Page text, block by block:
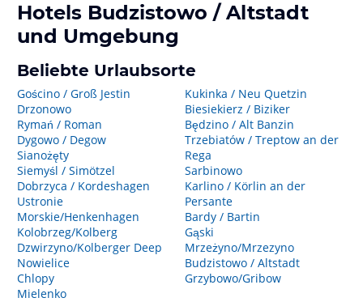
Hotels Budzistowo / Altstadt
und Umgebung
Beliebte Urlaubsorte
Gościno / Groß Jestin
Drzonowo
Rymań / Roman
Dygowo / Degow
Sianożęty
Siemyśl / Simötzel
Dobrzyca / Kordeshagen
Ustronie
Morskie/Henkenhagen
Kolobrzeg/Kolberg
Dzwirzyno/Kolberger Deep
Nowielice
Chlopy
Mielenko
Kukinka / Neu Quetzin
Biesiekierz / Biziker
Będzino / Alt Banzin
Trzebiatów / Treptow an der
Rega
Sarbinowo
Karlino / Körlin an der
Persante
Bardy / Bartin
Gąski
Mrzeżyno/Mrzezyno
Budzistowo / Altstadt
Grzybowo/Gribow